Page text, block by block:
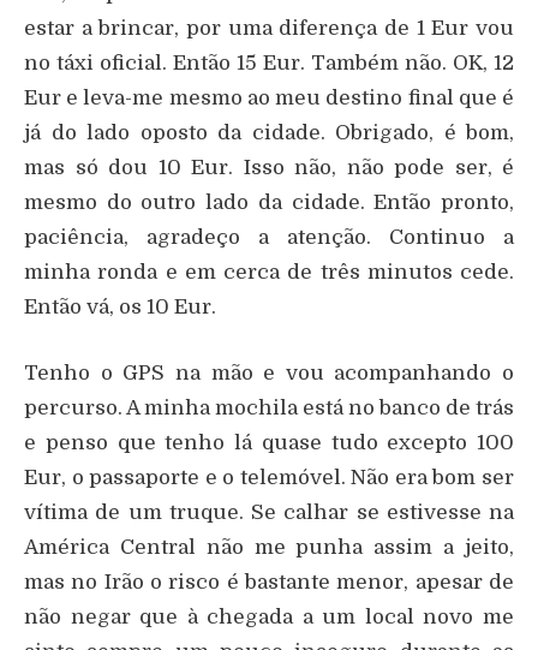
estar a brincar, por uma diferença de 1 Eur vou
no táxi oficial. Então 15 Eur. Também não. OK, 12
Eur e leva-me mesmo ao meu destino final que é
já do lado oposto da cidade. Obrigado, é bom,
mas só dou 10 Eur. Isso não, não pode ser, é
mesmo do outro lado da cidade. Então pronto,
paciência, agradeço a atenção. Continuo a
minha ronda e em cerca de três minutos cede.
Então vá, os 10 Eur.
Tenho o GPS na mão e vou acompanhando o
percurso. A minha mochila está no banco de trás
e penso que tenho lá quase tudo excepto 100
Eur, o passaporte e o telemóvel. Não era bom ser
vítima de um truque. Se calhar se estivesse na
América Central não me punha assim a jeito,
mas no Irão o risco é bastante menor, apesar de
não negar que à chegada a um local novo me